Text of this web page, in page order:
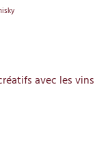
avec les vins